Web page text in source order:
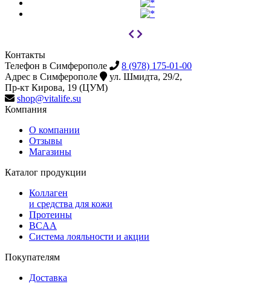
Контакты
Телефон в Симферополе
8 (978) 175-01-00
Адрес в Симферополе
ул. Шмидта, 29/2,
Пр-кт Кирова, 19 (ЦУМ)
shop@vitalife.su
Компания
О компании
Отзывы
Магазины
Каталог продукции
Коллаген
и средства для кожи
Протеины
BCAA
Система лояльности и акции
Покупателям
Доставка